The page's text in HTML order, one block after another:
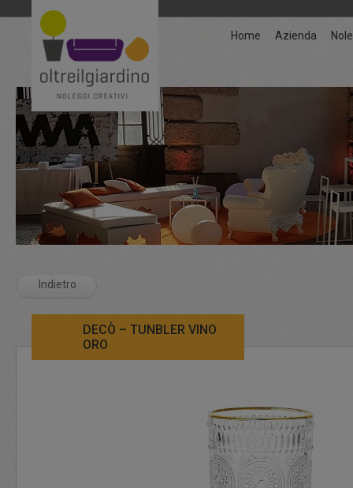
Home Azienda
Indietro
DECÒ – TUNBLER VINO
ORO